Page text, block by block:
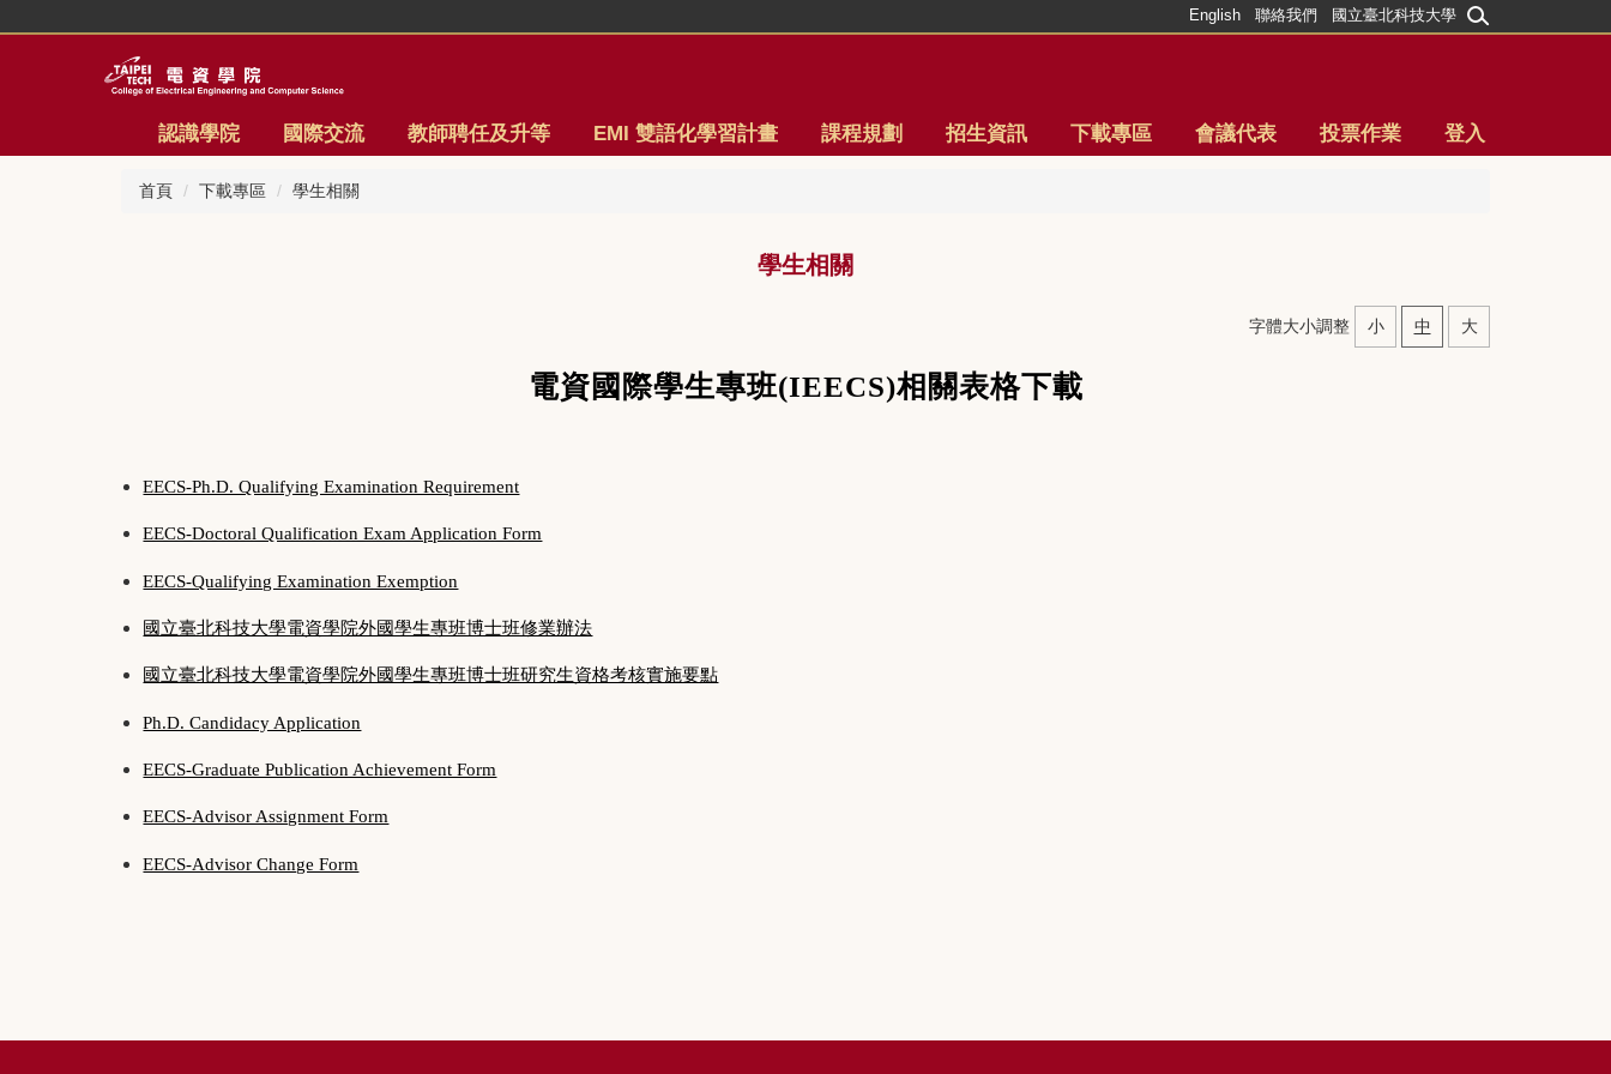
認識學院 國際交流 教師聘任及升等 EMI 雙語化學習計畫 課程規劃 招生資訊 下載專區 會議代表 投票作業 登入
English 聯絡我們 國立臺北科技大學
首頁 下載專區 學生相關
學生相關
字體大小調整 小 中 大
電資國際學生專班(IEECS)相關表格下載
EECS-Ph.D. Qualifying Examination Requirement
EECS-Doctoral Qualification Exam Application Form
EECS-Qualifying Examination Exemption
國立臺北科技大學電資學院外國學生專班博士班修業辦法
國立臺北科技大學電資學院外國學生專班博士班研究生資格考核實施要點
Ph.D. Candidacy Application
EECS-Graduate Publication Achievement Form
EECS-Advisor Assignment Form
EECS-Advisor Change Form